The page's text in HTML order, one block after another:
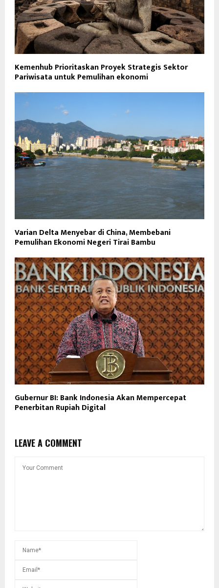
Kemenhub Prioritaskan Proyek Strategis Sektor
Pariwisata untuk Pemulihan ekonomi
Varian Delta Menyebar di China, Membebani
Pemulihan Ekonomi Negeri Tirai Bambu
Gubernur BI: Bank Indonesia Akan Mempercepat
Penerbitan Rupiah Digital
LEAVE A COMMENT